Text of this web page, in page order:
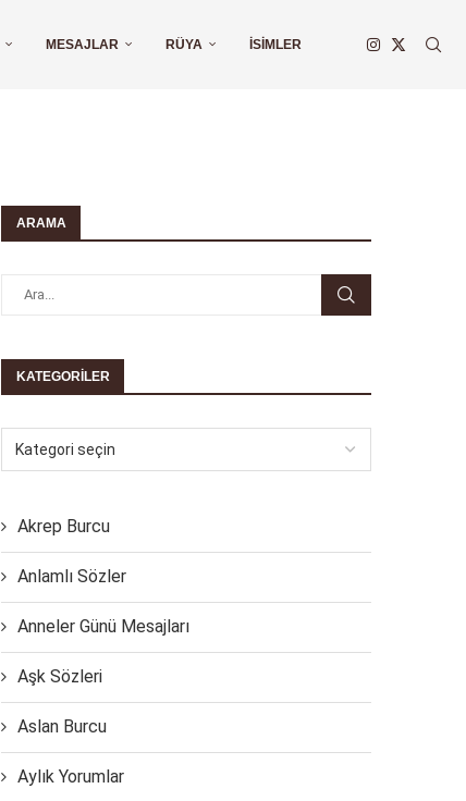
MESAJLAR RÜYA İSIMLER
ARAMA
KATEGORILER
Akrep Burcu
Anlamlı Sözler
Anneler Günü Mesajları
Aşk Sözleri
Aslan Burcu
Aylık Yorumlar